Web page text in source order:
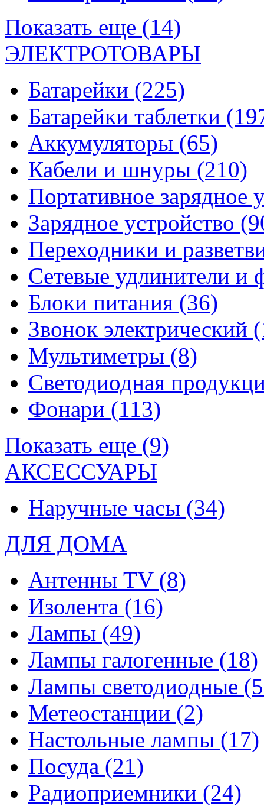
Показать еще (14)
ЭЛЕКТРОТОВАРЫ
Батарейки (225)
Батарейки таблетки
Аккумуляторы (65)
Кабели и шнуры (210)
Портативное зарядное
Зарядное устройство
Переходники и
Сетевые удлинители и
Блоки питания (36)
Звонок электрический
Мультиметры (8)
Светодиодная
Фонари (113)
Показать еще (9)
АКСЕССУАРЫ
Наручные часы (34)
ДЛЯ ДОМА
Антенны TV (8)
Изолента (16)
Лампы (49)
Лампы галогенные (18)
Лампы светодиодные
Метеостанции (2)
Настольные лампы (17)
Посуда (21)
Радиоприемники (24)